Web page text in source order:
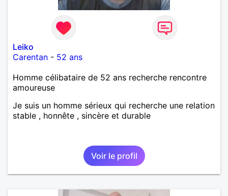
Leiko
Carentan - 52 ans
Homme célibataire de 52 ans recherche rencontre
amoureuse
Je suis un homme sérieux qui recherche une relation
stable , honnête , sincère et durable
Voir le profil